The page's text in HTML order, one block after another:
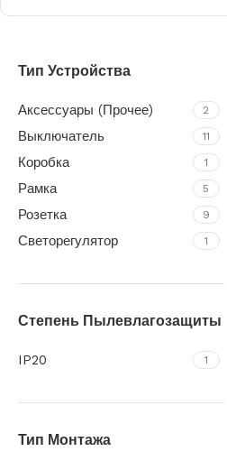
Тип Устройства
Аксессуары (Прочее) 2
Выключатель 11
Коробка 1
Рамка 5
Розетка 9
Светорегулятор 1
Степень Пылевлагозащиты
IP20 1
Тип Монтажа